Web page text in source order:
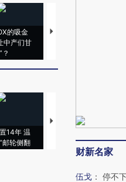
的吸金
中产们甘
马航飞行员跨国走私7万
14年 温
邮轮侧翻
特朗普出席葬礼疑似打瞌
者“堕落的白痴”
财新名家
伍戈 ： 停不